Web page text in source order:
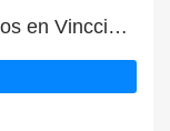
2 por 1 en productos seleccionados en Vinccihoteles